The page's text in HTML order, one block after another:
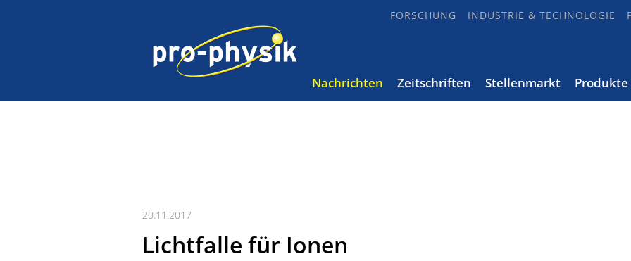
FORSCHUNG INDUSTRIE & TECHNOLOGIE
Nachrichten Zeitschriften Stellenmarkt Produkte
20.11.2017
Lichtfalle für Ionen